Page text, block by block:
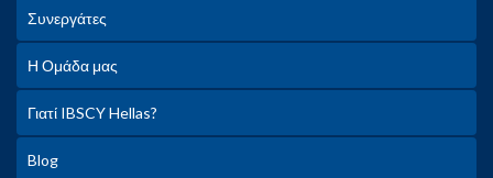
Συνεργάτες
Η Ομάδα μας
Γιατί IBSCY Hellas?
Blog